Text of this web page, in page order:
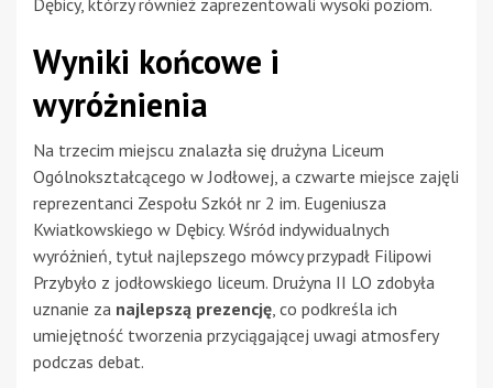
Wyniki końcowe i
wyróżnienia
Na trzecim miejscu znalazła się drużyna Liceum
Ogólnokształcącego w Jodłowej, a czwarte miejsce zajęli
reprezentanci Zespołu Szkół nr 2 im. Eugeniusza
Kwiatkowskiego w Dębicy. Wśród indywidualnych
wyróżnień, tytuł najlepszego mówcy przypadł Filipowi
Przybyło z jodłowskiego liceum. Drużyna II LO zdobyła
uznanie za najlepszą prezencję , co podkreśla ich
umiejętność tworzenia przyciągającej uwagi atmosfery
podczas debat.